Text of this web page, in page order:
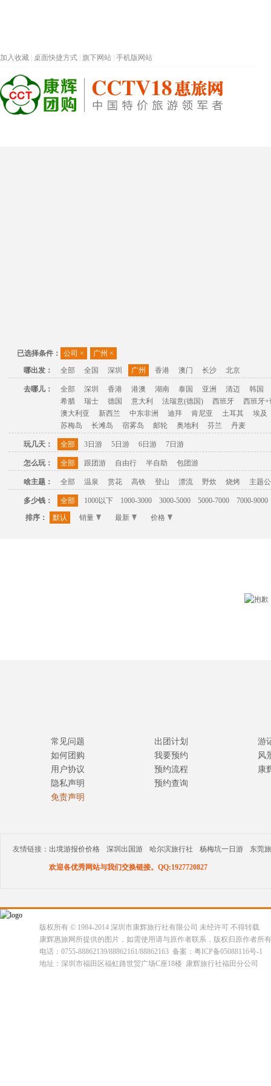
加入收藏 桌面快捷方式 旗下网站 手机版网站
已选择条件： 公司 × 广州 ×
哪出发：
全部 全国 深圳 广州 香港 澳门 长沙 北京
去哪儿： 全部 深圳 香港 港澳 湖南 泰国 亚洲 清迈
韩国
希腊
瑞士 德国 意大利 法瑞意(德国) 西班牙
西班牙+
澳大利亚
新西兰 中东非洲 迪拜 肯尼亚 土耳其
埃及
苏梅岛
长滩岛 宿雾岛 邮轮 奥地利 芬兰 丹麦
玩几天： 全部 3日游 5日游 6日游 7日游
怎么玩： 全部 跟团游 自由行 半自助 包团游
啥主题： 全部 温泉 赏花 高铁 登山 漂流 野炊 烧烤 主题
多少钱： 全部 1000以下 1000-3000 3000-5000 5000-7000
7000-9000
排序：
默认 销量 最新 价格
常见问题
如何团购
用户协议
隐私声明
免责声明
出团计划
我要预约
预约流程
预约查询
游
风
康
友情链接： 出境游报价价格 深圳出国游 哈尔滨旅行社 杨梅坑一日游 东莞
欢迎各优秀网站与我们交换链接。QQ:1927720827
版权所有 © 1984-2014 深圳市康辉旅行社有限公司 未经许可 不得转载
康辉惠旅网所提供的图片，如需使用请与原作者联系，版权归原作者所
电话：0755-88862139/88862161/88862163 备案：粤ICP备05088116号-1
地址：深圳市福田区福虹路世贸广场C座18楼 康辉旅行社福田分公司